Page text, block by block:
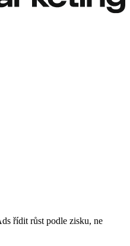
řídit růst podle zisku, ne